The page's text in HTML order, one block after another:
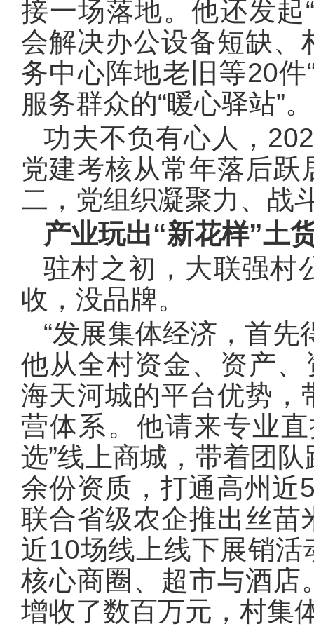
接一场落地。他还发起
会解决办公设备短缺
务中心阵地老旧等20
服务群众的“暖心驿站”。
功夫不负有心人，
党建考核从常年落后
二，党组织凝聚力、战
产业玩出“新花样”土
驻村之初，大联强村
收，没品牌。
“发展集体经济，首先
他从全村资金、资产、
海天河城的平台优势，
营体系。他请来专业
选”线上商城，带着团
余份资质，打通高州近
联合省级农企推出丝苗
近10场线上线下展销
核心商圈、超市与酒店
增收了数百万元，村集